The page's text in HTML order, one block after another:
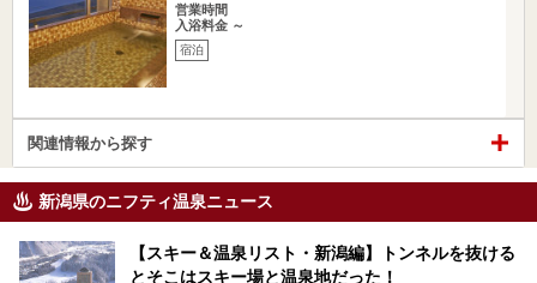
営業時間
入浴料金 ～
宿泊
関連情報から探す
新潟県のニフティ温泉ニュース
【スキー＆温泉リスト・新潟編】トンネルを抜ける
とそこはスキー場と温泉地だった！